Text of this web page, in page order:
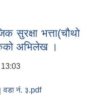
सुरक्षा भत्ता(चौथो
अभिलेख ।
वडा नं. ३.pdf